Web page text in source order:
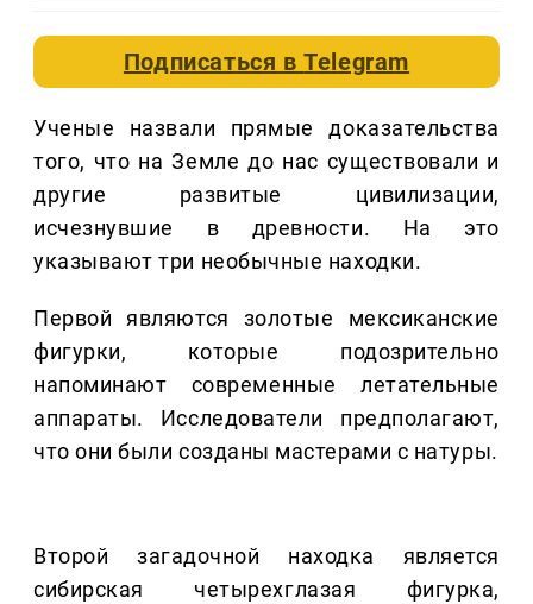
Подписаться вTelegram
Ученые назвали прямые доказательства
того, что на Земле до нас существовали и
другие развитые цивилизации,
исчезнувшие в древности. На это
указывают три необычные находки.
Первой являются золотые мексиканские
фигурки, которые подозрительно
напоминают современные летательные
аппараты. Исследователи предполагают,
что они были созданы мастерами с натуры.
Второй загадочной находка является
сибирская четырехглазая фигурка,